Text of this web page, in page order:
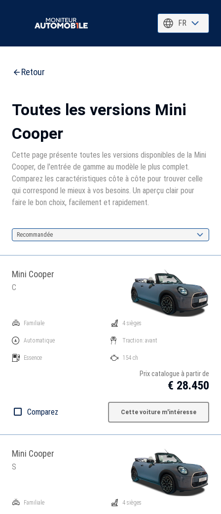
FR
Retour
Toutes les versions Mini
Cooper
Cette page présente toutes les versions disponibles de la Mini
Cooper, de l'entrée de gamme au modèle le plus complet.
Comparez les caractéristiques côte à côte pour trouver celle
qui correspond le mieux à vos besoins. Un aperçu clair pour
faire le bon choix, facilement et rapidement.
Recommandée
Mini Cooper
C
Familiale
Automatique
Essence
4 sièges
Traction: avant
154 ch
Prix catalogue à partir de
€ 28.450
Comparez Cette voiture m'intéresse
Mini Cooper
S
Familiale 4 sièges